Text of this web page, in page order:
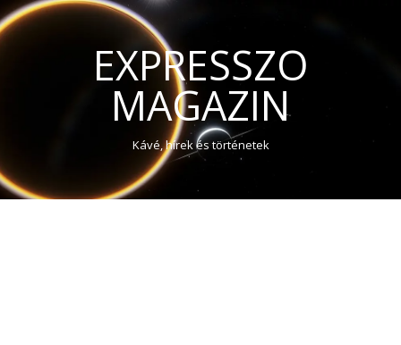
EXPRESSZO
MAGAZIN
Kávé, hírek és történetek